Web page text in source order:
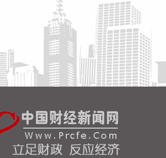
月7日公告，截至公告披露日，硫
8万吨保险粉升级改造项目的生产
已建成，经相关主管部门审核后，
产，生产负荷稳步提升，产能逐步
月7日披露半年报，显示截至6月底
个人投资人张炜持股比例由一季度